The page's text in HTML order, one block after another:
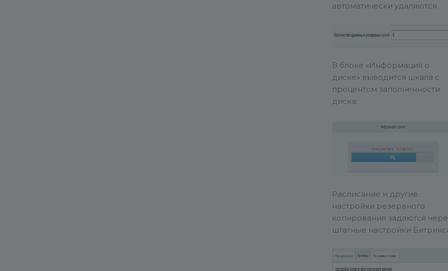
автоматически удаляются
В блоке «Информация о
диске» выводится шкала с
процентом заполненности
диска:
Расписание и другие
настройки резервного
копирования задаются
штатные настройки